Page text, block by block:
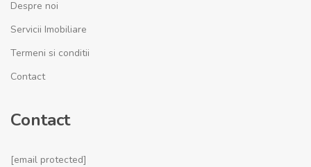
Despre noi
Servicii Imobiliare
Termeni si conditii
Contact
Contact
[email protected]